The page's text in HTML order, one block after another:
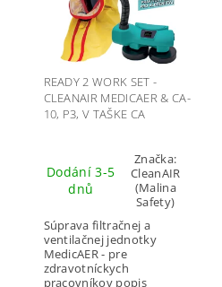
READY 2 WORK SET -
CLEANAIR MEDICAER & CA-
10, P3, V TAŠKE CA
Dodání 3-5
dnů
Značka:
CleanAIR
(Malina
Safety)
Súprava filtračnej a
ventilačnej jednotky
MedicAER - pre
zdravotníckych
pracovníkov popis